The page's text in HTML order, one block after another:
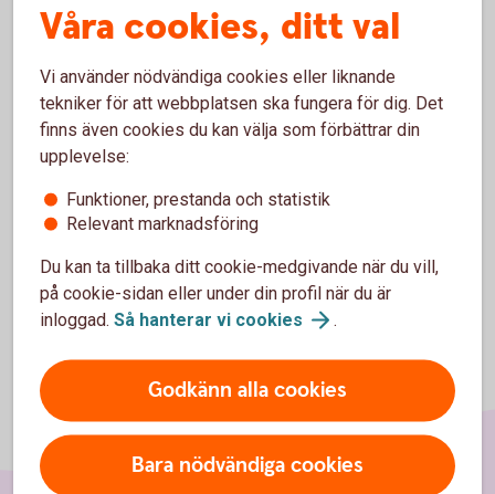
myndighet. För det andra så började man omedelbart med
att låna ut pengar ”mot bästa säkerhet och till högsta lagliga
De svenska sparbankerna fick därför redan från början en
stark lokal förankring och ett starkt lokalt styre. Denna
självständighet hade sedan genom den lokala
kapitalbindningen och den lokala kreditgivningen mycket
stor positiv påverkan på den lokala utvecklingen.
Våra cookies, ditt val
Vi använder nödvändiga cookies eller liknande
tekniker för att webbplatsen ska fungera för dig. Det
finns även cookies du kan välja som förbättrar din
upplevelse:
Funktioner, prestanda och statistik
Relevant marknadsföring
Du kan ta tillbaka ditt cookie-medgivande när du vill,
på cookie-sidan eller under din profil när du är
inloggad. Så hanterar vi cookies .
Godkänn alla cookies
Bara nödvändiga cookies